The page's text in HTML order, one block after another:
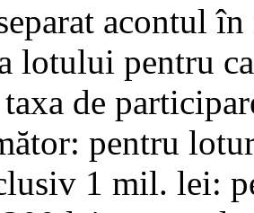
acontul
lotului pentru
de
pentru
1 mil. lei: